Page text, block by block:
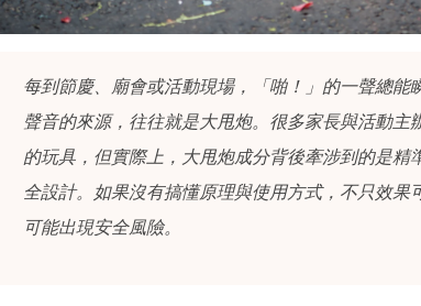
每到節慶、廟會或活動現場，「啪！」的一聲總能
聲音的來源，往往就是大甩炮。很多家長與活動主
的玩具，但實際上，大甩炮成分背後牽涉到的是精
全設計。如果沒有搞懂原理與使用方式，不只效果
可能出現安全風險。